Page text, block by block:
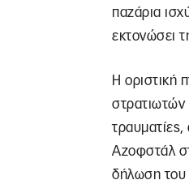
παζάρια
εκτονώσει
Η οριστική
στρατιωτών
τραυματίες,
Αζοφστάλ
δήλωση του